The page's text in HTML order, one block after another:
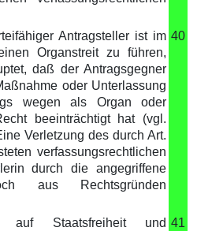
Antragsteller ist im
Organstreit zu führen,
daß der Antragsgegner
oder Unterlassung
wegen als Organ oder
beeinträchtigt hat (vgl.
Verletzung des durch Art.
verfassungsrechtlichen
lerin durch die angegriffene
aus Rechtsgründen
40
Staatsfreiheit und 41